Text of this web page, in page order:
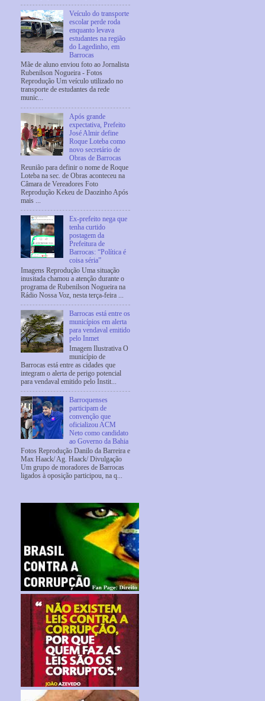
Veículo do transporte
escolar perde roda
enquanto levava
estudantes na região
do Lagedinho, em
Barrocas
Mãe de aluno enviou foto ao Jornalista
Rubenilson Nogueira - Fotos
Reprodução Um veículo utilizado no
transporte de estudantes da rede
munic...
Após grande
expectativa, Prefeito
José Almir define
Roque Loteba como
novo secretário de
Obras de Barrocas
Reunião para definir o nome de Roque
Loteba na sec. de Obras aconteceu na
Câmara de Vereadores Foto
Reprodução Kekeu de Daozinho Após
mais ...
Ex-prefeito nega que
tenha curtido
postagem da
Prefeitura de
Barrocas: “Política é
coisa séria”
Imagens Reprodução Uma situação
inusitada chamou a atenção durante o
programa de Rubenilson Nogueira na
Rádio Nossa Voz, nesta terça-feira ...
Barrocas está entre os
municípios em alerta
para vendaval emitido
pelo Inmet
Imagem Ilustrativa O
município de
Barrocas está entre as cidades que
integram o alerta de perigo potencial
para vendaval emitido pelo Instit...
Barroquenses
participam de
convenção que
oficializou ACM
Neto como candidato
ao Governo da Bahia
Fotos Reprodução Danilo da Barreira e
Max Haack/ Ag. Haack/ Divulgação
Um grupo de moradores de Barrocas
ligados à oposição participou, na q...